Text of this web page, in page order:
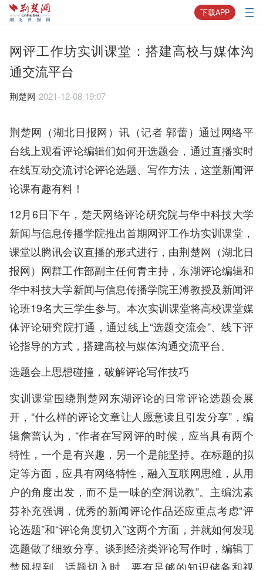
下载APP
网评工作坊实训课堂：搭建高校与媒体沟
通交流平台
荆楚网 2021-12-08 19:07
荆楚网（湖北日报网）讯（记者 郭蕾）通过网络平
台线上观看评论编辑们如何开选题会，通过直播实时
在线互动交流讨论评论选题、写作方法，这堂新闻评
论课有趣有料！
12月6日下午，楚天网络评论研究院与华中科技大学
新闻与信息传播学院推出首期网评工作坊实训课堂，
课堂以腾讯会议直播的形式进行，由荆楚网（湖北日
报网）网群工作部副主任何青主持，东湖评论编辑和
华中科技大学新闻与信息传播学院王溥教授及新闻评
论班19名大三学生参与。本次实训课堂将高校课堂媒
体评论研究院打通，通过线上“选题交流会”、线下评
论指导的方式，搭建高校与媒体沟通交流平台。
选题会上思想碰撞，破解评论写作技巧
实训课堂围绕荆楚网东湖评论的日常评论选题会展
开，“什么样的评论文章让人愿意读且引发分享”，编
辑詹蔷认为，“作者在写网评的时候，应当具有两个
特性，一个是有兴趣，另一个是能坚持。在标题的拟
定等方面，应具有网络特性，融入互联网思维，从用
户的角度出发，而不是一味的空洞说教”。主编沈素
芬补充强调，优秀的新闻评论作品还应重点考虑“评
论选题”和“评论角度切入”这两个方面，并就如何发现
选题做了细致分享。谈到经济类评论写作时，编辑丁
楚风提到，话题切入时，要有足够的知识储备和视